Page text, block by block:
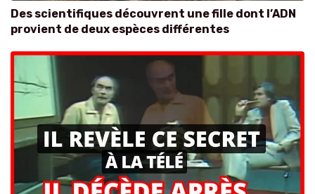
Des scientifiques découvrent une fille dont l’ADN
provient de deux espèces différentes